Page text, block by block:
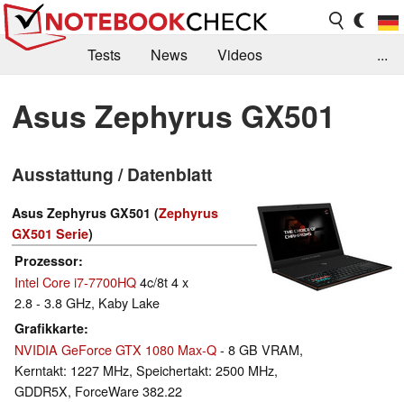
Tests News
Videos
Kaufberatung
Deals Suche
Jobs
Forum
...
Asus Zephyrus GX501
Ausstattung / Datenblatt
Asus Zephyrus GX501 (Zephyrus
GX501 Serie)
Prozessor
Intel Core i7-7700HQ4c/8t 4 x
2.8 - 3.8 GHz, Kaby Lake
Grafikkarte
NVIDIA GeForce GTX 1080 Max-Q- 8 GB VRAM,
Kerntakt: 1227 MHz, Speichertakt: 2500 MHz,
GDDR5X, ForceWare 382.22